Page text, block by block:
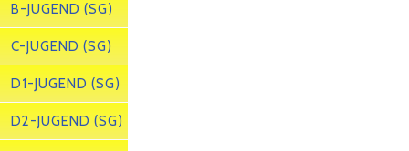
B-JUGEND (SG)
C-JUGEND (SG)
D1-JUGEND (SG)
D2-JUGEND (SG)